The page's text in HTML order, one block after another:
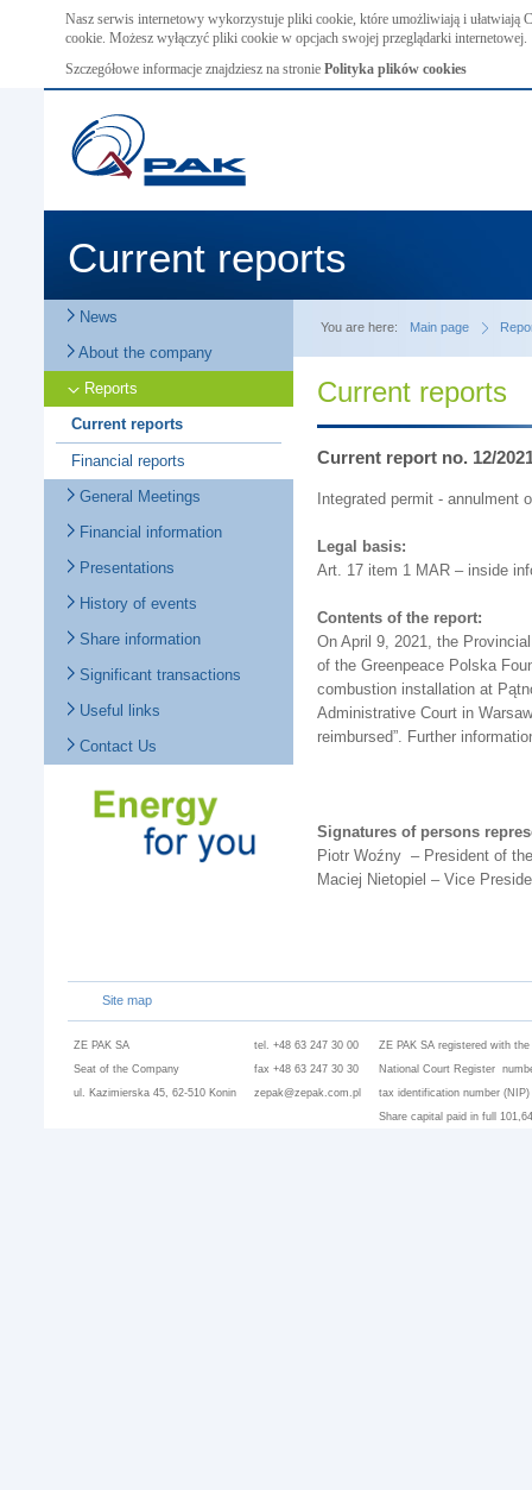
Nasz serwis internetowy wykorzystuje pliki cookie, które umożliwiają i ułatwiają
cookie. Możesz wyłączyć pliki cookie w opcjach swojej przeglądarki internetowej.
Szczegółowe informacje znajdziesz na stronie Polityka plików cookies
Current reports
News
About the company
Reports
Current reports
Financial reports
General Meetings
Financial information
Presentations
History of events
Share information
Significant transactions
Useful links
Contact Us
You are here: Main page
Current reports
Current report no. 12/
Integrated permit -
Legal basis:
Art. 17 item 1 MAR – inside
Contents of the report:
On April 9, 2021, the
of the Greenpeace Polska
combustion installation at
Administrative Court in
reimbursed”. Further
Signatures of persons
Piotr Woźny – President of
Maciej Nietopiel – Vice
Site map
ZE PAK SA
Seat of the Company
ul. Kazimierska 45, 62-510 Konin
tel. +48 63 247 30 00
fax +48 63 247 30 30
zepak@zepak.com.pl
ZE PAK SA registered with
National Court Register
tax identification number (NIP)
Share capital paid in full